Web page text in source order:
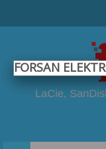
LaCie,
FORSAN